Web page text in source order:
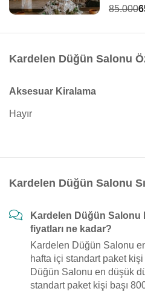
85.000
Kardelen Düğün Salonu
Aksesuar Kiralama
Hayır
Kardelen Düğün Salonu
Kardelen Düğün Salonu
fiyatları ne kadar?
Kardelen Düğün Salonu
hafta içi standart paket
Düğün Salonu en düşük
standart paket kişi başı